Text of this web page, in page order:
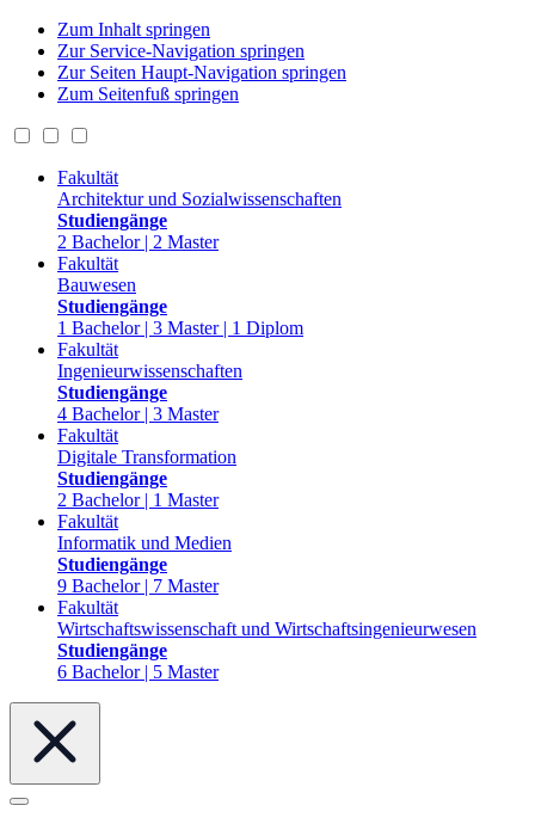
Zum Inhalt springen
Zur Service-Navigation springen
Zur Seiten Haupt-Navigation springen
Zum Seitenfuß springen
Fakultät
Architektur und Sozialwissenschaften
Studiengänge
2 Bachelor | 2 Master
Fakultät
Bauwesen
Studiengänge
1 Bachelor | 3 Master | 1 Diplom
Fakultät
Ingenieurwissenschaften
Studiengänge
4 Bachelor | 3 Master
Fakultät
Digitale Transformation
Studiengänge
2 Bachelor | 1 Master
Fakultät
Informatik und Medien
Studiengänge
9 Bachelor | 7 Master
Fakultät
Wirtschaftswissenschaft und Wirtschaftsingenieurwesen
Studiengänge
6 Bachelor | 5 Master